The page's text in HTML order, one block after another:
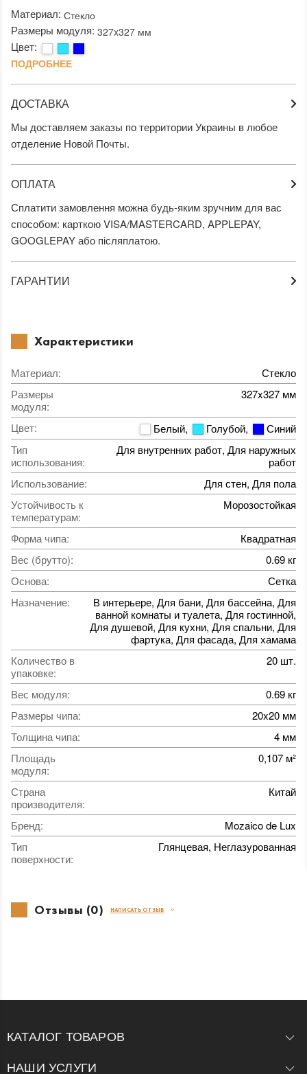
Материал: Стекло
Размеры модуля: 327x327 мм
Цвет:
ПОДРОБНЕЕ
ДОСТАВКА
Мы доставляем заказы по территории Украины в любое
отделение Новой Почты.
ОПЛАТА
Сплатити замовлення можна будь-яким зручним для вас
способом: карткою VISA/MASTERCARD, APPLEPAY,
GOOGLEPAY або післяплатою.
ГАРАНТИИ
Характеристики
Материал:
Стекло
Размеры
модуля:
327x327 мм
Цвет: Белый, Голубой,
Синий
Тип
использования:
Для внутренних работ, Для наружных
работ
Использование:
Для стен, Для пола
Устойчивость к
температурам:
Морозостойкая
Форма чипа:
Квадратная
Вес (брутто):
0.69 кг
Основа:
Сетка
Назначение:
В интерьере, Для бани, Для бассейна, Для
ванной комнаты и туалета, Для гостинной,
Для душевой, Для кухни, Для спальни, Для
фартука, Для фасада, Для хамама
Количество в
упаковке:
20 шт.
Вес модуля:
0.69 кг
Размеры чипа:
20x20 мм
Толщина чипа:
4 мм
Площадь
модуля:
0,107 м²
Страна
производителя:
Китай
Бренд:
Mozaico de Lux
Тип
поверхности:
Глянцевая, Неглазурованная
Отзывы (0) НАПИСАТЬ ОТЗЫВ
КАТАЛОГ ТОВАРОВ
НАШИ УСЛУГИ